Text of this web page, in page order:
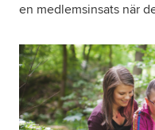
en medlemsinsats när